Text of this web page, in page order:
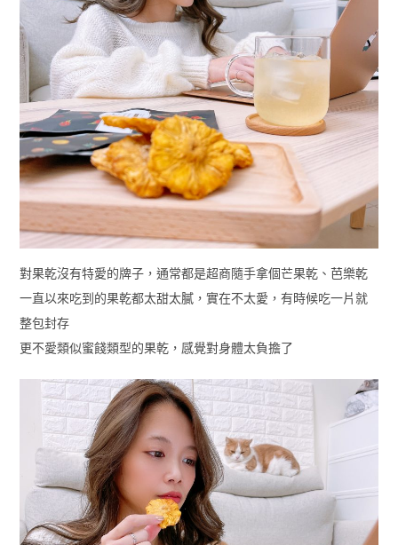
對果乾沒有特愛的牌子，通常都是超商隨手拿個芒果乾、芭樂乾
一直以來吃到的果乾都太甜太膩，實在不太愛，有時候吃一片就
整包封存
更不愛類似蜜餞類型的果乾，感覺對身體太負擔了